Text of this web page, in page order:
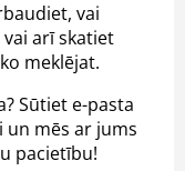
vai
arī skatiet
meklējat.
Sūtiet e-pasta
mēs ar jums
pacietību!